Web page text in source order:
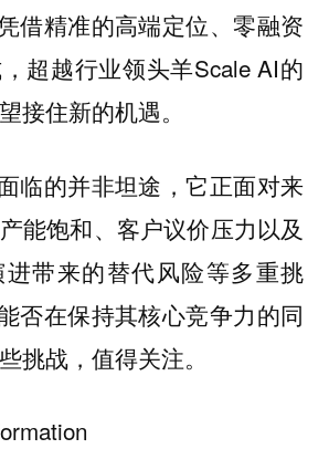
借精准的高端定位、零融资
超越行业领头羊Scale AI的
接住新的机遇。
临的并非坦途，它正面对来
能饱和、客户议价压力以及
带来的替代风险等多重挑
否在保持其核心竞争力的同
挑战，值得关注。